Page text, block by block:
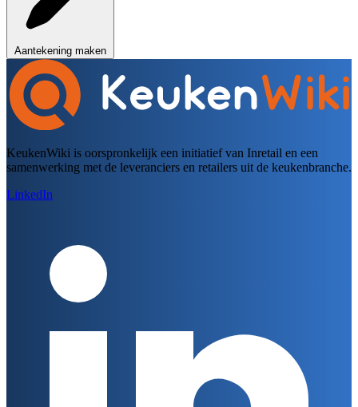
Aantekening maken
KeukenWiki is oorspronkelijk een initiatief van Inretail en een
samenwerking met de leveranciers en retailers uit de keukenbranche.
LinkedIn